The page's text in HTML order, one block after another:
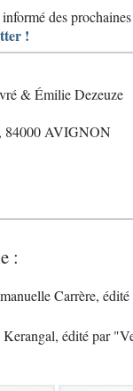
des
!
& Émilie Dezeuze
84000 AVIGNON
:
Carrère,
édité par